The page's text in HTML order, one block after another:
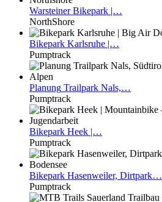
WarsteinerBikepark |…
NorthShore
Bikepark Karlsruhe |…
Pumptrack
Planung Trailpark Nals,…
Pumptrack
Bikepark Heek |…
Pumptrack
Bikepark Hasenweiler, Dirtpark…
Pumptrack